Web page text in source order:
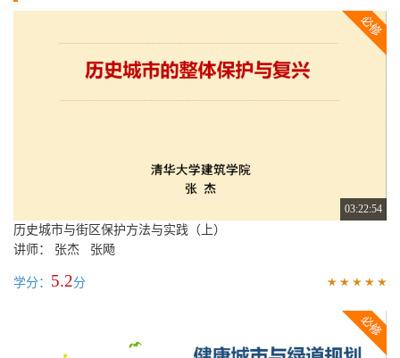
03:22:54
历史城市与街区保护方法与实践（上）
讲师： 张杰 张飏
学分： 5.2分